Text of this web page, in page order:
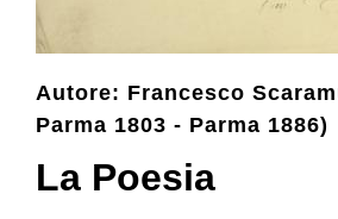
Autore: Francesco
Parma 1803 - Parma 1886)
La Poesia